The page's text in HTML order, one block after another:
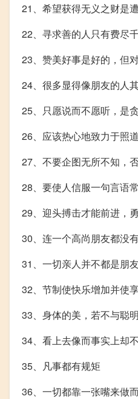
21、希望获得无义之财是
22、寻求善的人只有费尽
23、赞美好事是好的，但
24、很多显得像朋友的人
25、只愿说而不愿听，是
26、应该热心地致力于照
27、不要企图无所不知，
28、要使人信服一句言语
29、迎头搏击才能前进，
30、连一个高尚朋友都没
31、一切亲人并不都是朋
32、节制使快乐增加并使享
33、身体的美，若不与聪
34、看上去像而事实上却
35、凡事都有规矩
36、一切都靠一张嘴来做